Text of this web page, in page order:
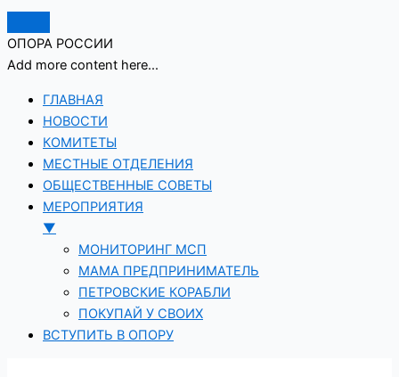
ОПОРА РОССИИ
Add more content here...
ГЛАВНАЯ
НОВОСТИ
КОМИТЕТЫ
МЕСТНЫЕ ОТДЕЛЕНИЯ
ОБЩЕСТВЕННЫЕ СОВЕТЫ
МЕРОПРИЯТИЯ
▼
МОНИТОРИНГ МСП
МАМА ПРЕДПРИНИМАТЕЛЬ
ПЕТРОВСКИЕ КОРАБЛИ
ПОКУПАЙ У СВОИХ
ВСТУПИТЬ В ОПОРУ